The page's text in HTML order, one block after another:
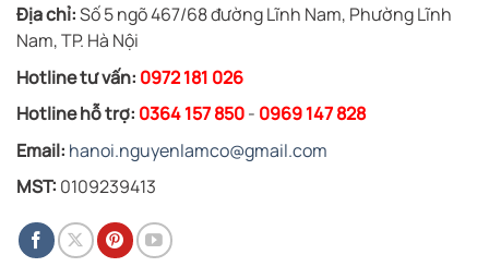
Địa chỉ:Số 5 ngõ 467/68 đường Lĩnh Nam, Phường Lĩnh
Nam, TP. Hà Nội
Hotline tư vấn: 0972 181 026
Hotline hỗ trợ: 0364 157 850- 0969 147 828
Email: hanoi.nguyenlamco@gmail.com
MST: 0109239413